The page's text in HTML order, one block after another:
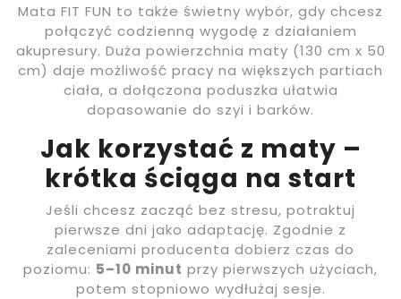
Mata FIT FUN to także świetny wybór, gdy chcesz
połączyć codzienną wygodę z działaniem
akupresury. Duża powierzchnia maty (130 cm x 50
cm) daje możliwość pracy na większych partiach
ciała, a dołączona poduszka ułatwia
dopasowanie do szyi i barków.
Jak korzystać z maty –
krótka ściąga na start
Jeśli chcesz zacząć bez stresu, potraktuj
pierwsze dni jako adaptację. Zgodnie z
zaleceniami producenta dobierz czas do
poziomu: 5–10 minut przy pierwszych użyciach,
potem stopniowo wydłużaj sesje.